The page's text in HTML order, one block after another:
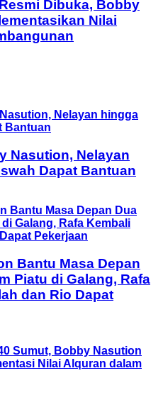
Dibuka, Bobby
Nilai
Nasution, Nelayan
Dapat Bantuan
Bantu Masa Depan
Piatu di Galang, Rafa
dan Rio Dapat